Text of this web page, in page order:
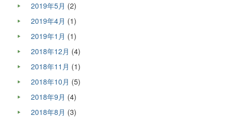
2019年5月 (2)
2019年4月 (1)
2019年1月 (1)
2018年12月 (4)
2018年11月 (1)
2018年10月 (5)
2018年9月 (4)
2018年8月 (3)